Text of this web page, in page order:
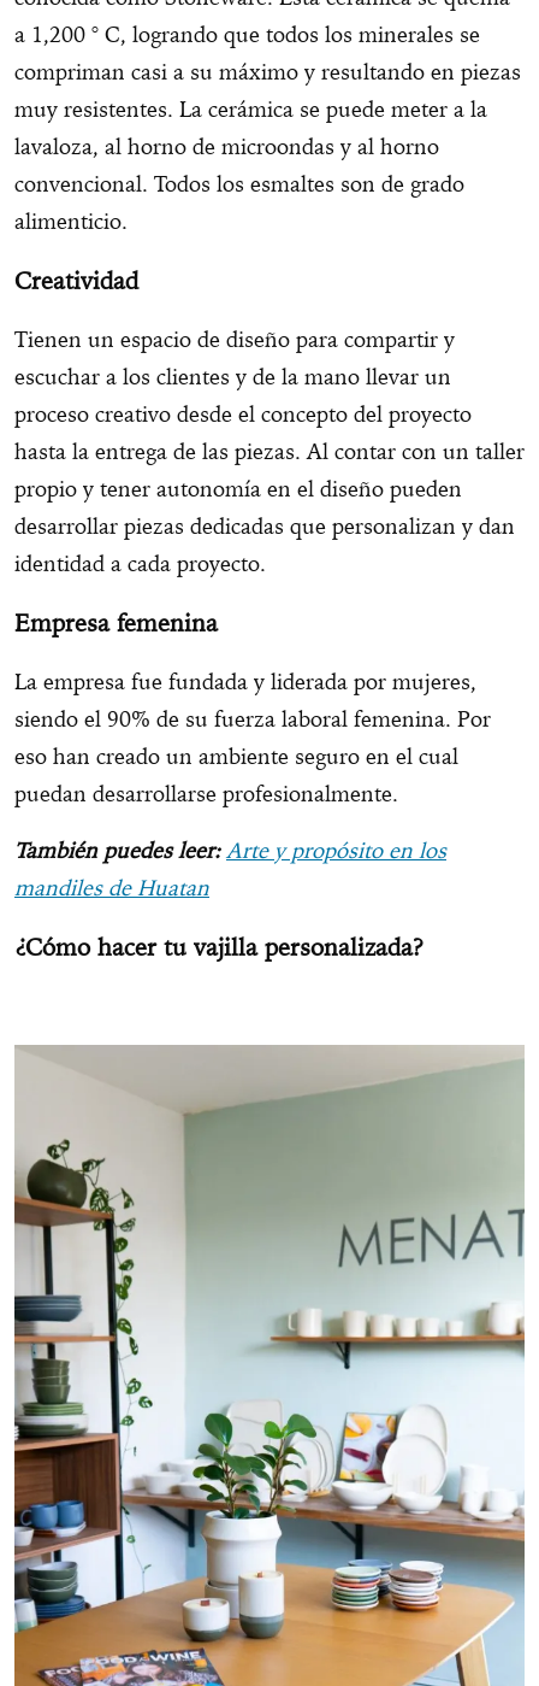
a 1,200 ° C, logrando que todos los minerales se
compriman casi a su máximo y resultando en piezas
muy resistentes. La cerámica se puede meter a la
lavaloza, al horno de microondas y al horno
convencional. Todos los esmaltes son de grado
alimenticio.
Creatividad
Tienen un espacio de diseño para compartir y
escuchar a los clientes y de la mano llevar un
proceso creativo desde el concepto del proyecto
hasta la entrega de las piezas. Al contar con un taller
propio y tener autonomía en el diseño pueden
desarrollar piezas dedicadas que personalizan y dan
identidad a cada proyecto.
Empresa femenina
La empresa fue fundada y liderada por mujeres,
siendo el 90% de su fuerza laboral femenina. Por
eso han creado un ambiente seguro en el cual
puedan desarrollarse profesionalmente.
También puedes leer: Arte y propósito en los
mandiles de Huatan
¿Cómo hacer tu vajilla personalizada?